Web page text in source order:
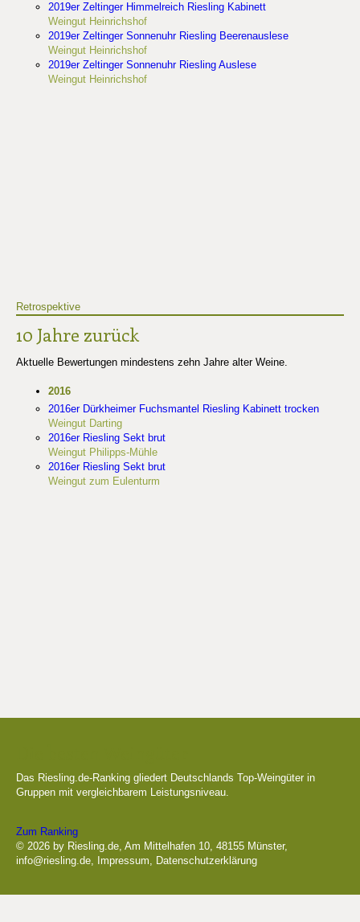
2019er Zeltinger Himmelreich Riesling Kabinett
Weingut Heinrichshof
2019er Zeltinger Sonnenuhr Riesling Beerenauslese
Weingut Heinrichshof
2019er Zeltinger Sonnenuhr Riesling Auslese
Weingut Heinrichshof
Retrospektive
10 Jahre zurück
Aktuelle Bewertungen mindestens zehn Jahre alter Weine.
2016
2016er Dürkheimer Fuchsmantel Riesling Kabinett trocken
Weingut Darting
2016er Riesling Sekt brut
Weingut Philipps-Mühle
2016er Riesling Sekt brut
Weingut zum Eulenturm
Das Riesling.de-Ranking gliedert Deutschlands Top-Weingüter in
Gruppen mit vergleichbarem Leistungsniveau.
Zum Ranking
© 2026 by Riesling.de, Am Mittelhafen 10, 48155 Münster,
info@riesling.de, Impressum, Datenschutzerklärung